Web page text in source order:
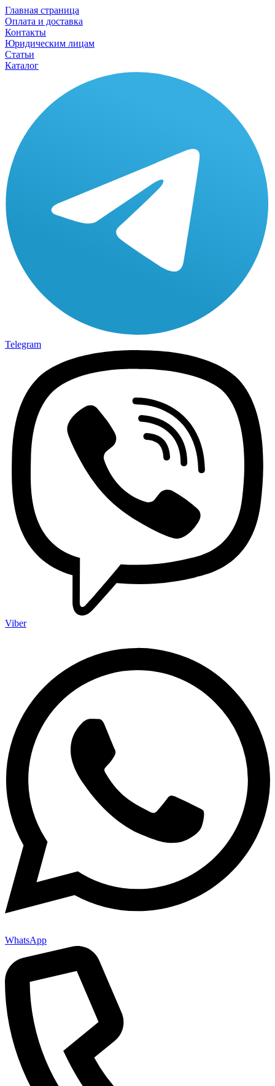
Главная страница
Оплата и доставка
Контакты
Юридическим лицам
Статьи
Каталог
Telegram
Viber
WhatsApp